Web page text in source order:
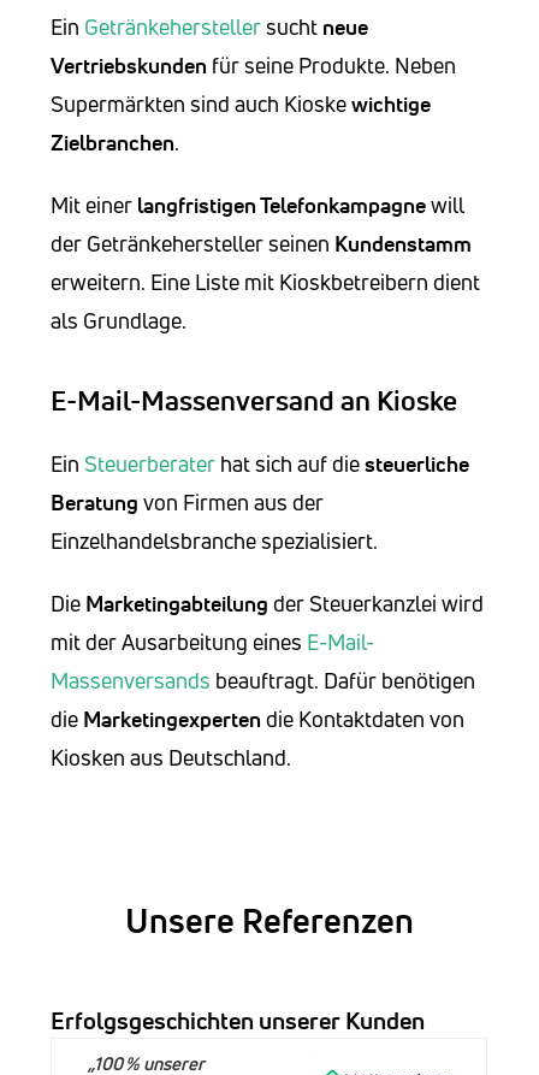
Ein Getränkeherstellersucht neue
Vertriebskunden für seine Produkte. Neben
Supermärkten sind auch Kioskewichtige
Zielbranchen.
Mit einer langfristigen Telefonkampagnewill
der Getränkehersteller seinen Kundenstamm
erweitern. Eine Liste mit Kioskbetreibern dient
als Grundlage.
E-Mail-Massenversand an Kioske
Ein Steuerberater hat sich auf diesteuerliche
Beratung von Firmen aus der
Einzelhandelsbranche spezialisiert.
Die Marketingabteilung der Steuerkanzlei wird
mit der Ausarbeitung eines E-Mail-
Massenversands beauftragt. Dafür benötigen
die Marketingexperten die Kontaktdaten von
Kiosken aus Deutschland.
Unsere Referenzen
Erfolgsgeschichten unserer Kunden
„100 % unserer